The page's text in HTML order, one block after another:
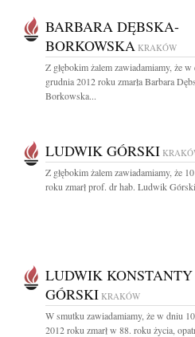
BARBARA DĘBSKA-
BORKOWSKA KRAKÓW
Z głębokim żalem zawiadamiamy, że
grudnia 2012 roku zmarła Barbara
Borkowska...
LUDWIK GÓRSKI
Z głębokim żalem zawiadamiamy, że
roku zmarł prof. dr hab. Ludwik
LUDWIK KONSTANTY
GÓRSKI KRAKÓW
W smutku zawiadamiamy, że w dniu
2012 roku zmarł w 88. roku życia,